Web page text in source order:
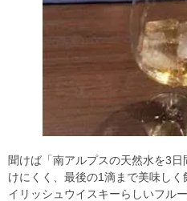
聞けば「南アルプスの天然水を3
けにくく、最後の1滴まで美味し
イリッシュウイスキーらしいフル